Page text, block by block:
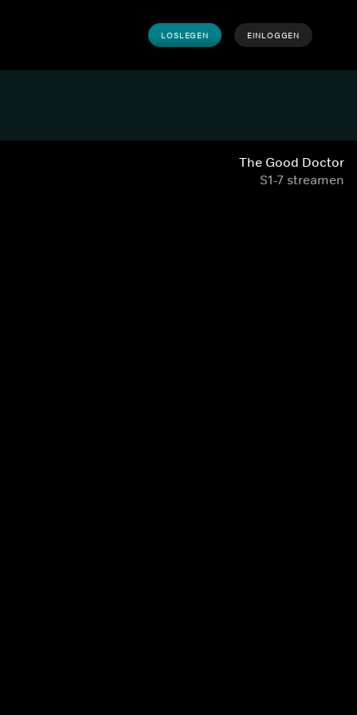
LOSLEGEN EINLOGGEN
The Good Doctor
S1-7 streamen